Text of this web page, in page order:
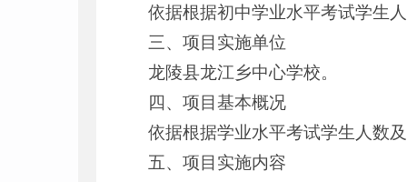
依据根据初中学业水平考试学生
三、项目实施单位
龙陵县龙江乡中心学校。
四、项目基本概况
依据根据学业水平考试学生人数
五、项目实施内容